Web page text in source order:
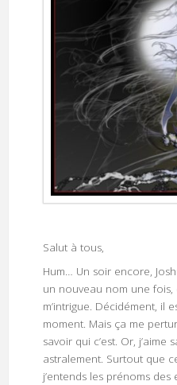
Salut à tous,
Hum… Un soir encore,
un nouveau nom une fois,
m’intrigue. Décidément, il
moment. Mais ça me
savoir qui c’est. Or, j’aime
astralement. Surtout que
j’entends les prénoms